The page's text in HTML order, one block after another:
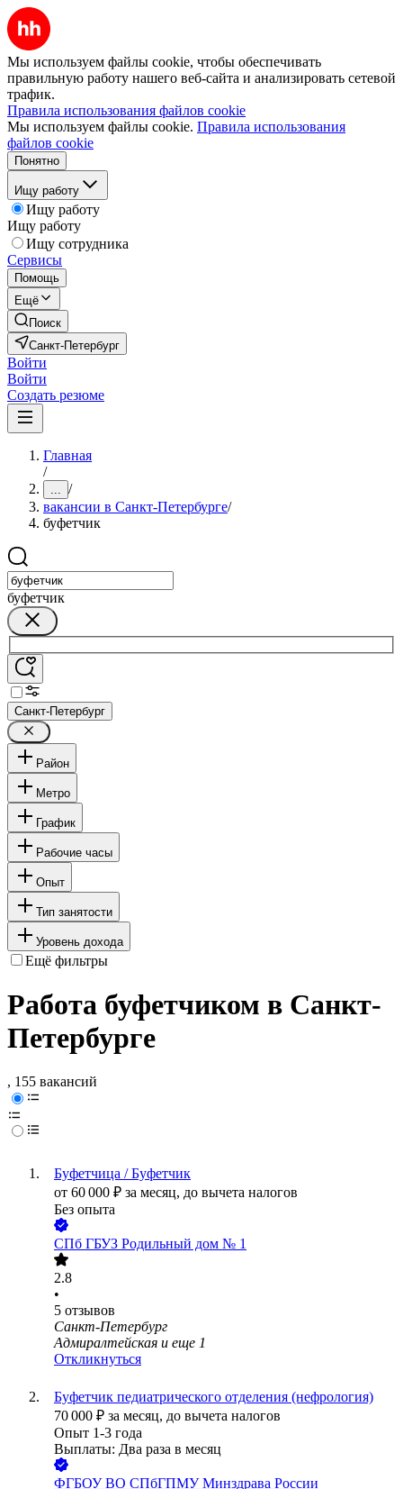
Мы используем файлы cookie, чтобы обеспечивать
правильную работу нашего веб-сайта и анализировать сетевой
трафик.
Правила использования файлов cookie
Мы используем файлы cookie. Правила использования
файлов cookie
Понятно
Ищу работу
Ищу работу
Ищу работу
Ищу сотрудника
Сервисы
Помощь
Ещё
Поиск
Санкт-Петербург
Войти
Войти
Создать резюме
Главная
/
... /
вакансии в Санкт-Петербурге/
буфетчик
буфетчик
Санкт-Петербург
Район
Метро
График
Рабочие часы
Опыт
Тип занятости
Уровень дохода
Ещё фильтры
Работа буфетчиком в Санкт-
Петербурге
, 155 вакансий
Буфетчица / Буфетчик
от 60 000 ₽ за месяц, до вычета налогов
Без опыта
СПб ГБУЗ Родильный дом № 1
2.8
•
5 отзывов
Санкт-Петербург
Адмиралтейская и еще 1
Откликнуться
Буфетчик педиатрического отделения (нефрология)
70 000 ₽ за месяц, до вычета налогов
Опыт 1-3 года
Выплаты: Два раза в месяц
ФГБОУ ВО СПбГПМУ Минздрава России